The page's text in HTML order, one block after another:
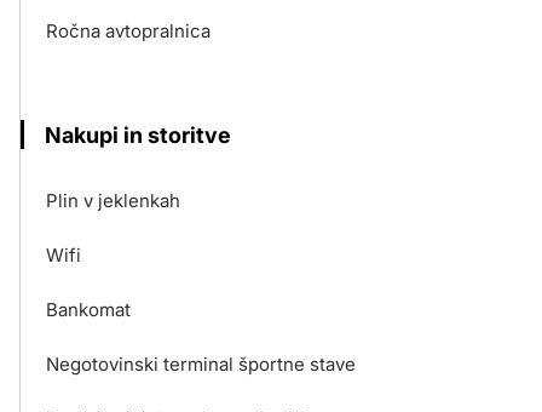
Ročna avtopralnica
Nakupi in storitve
Plin v jeklenkah
Wifi
Bankomat
Negotovinski terminal športne stave